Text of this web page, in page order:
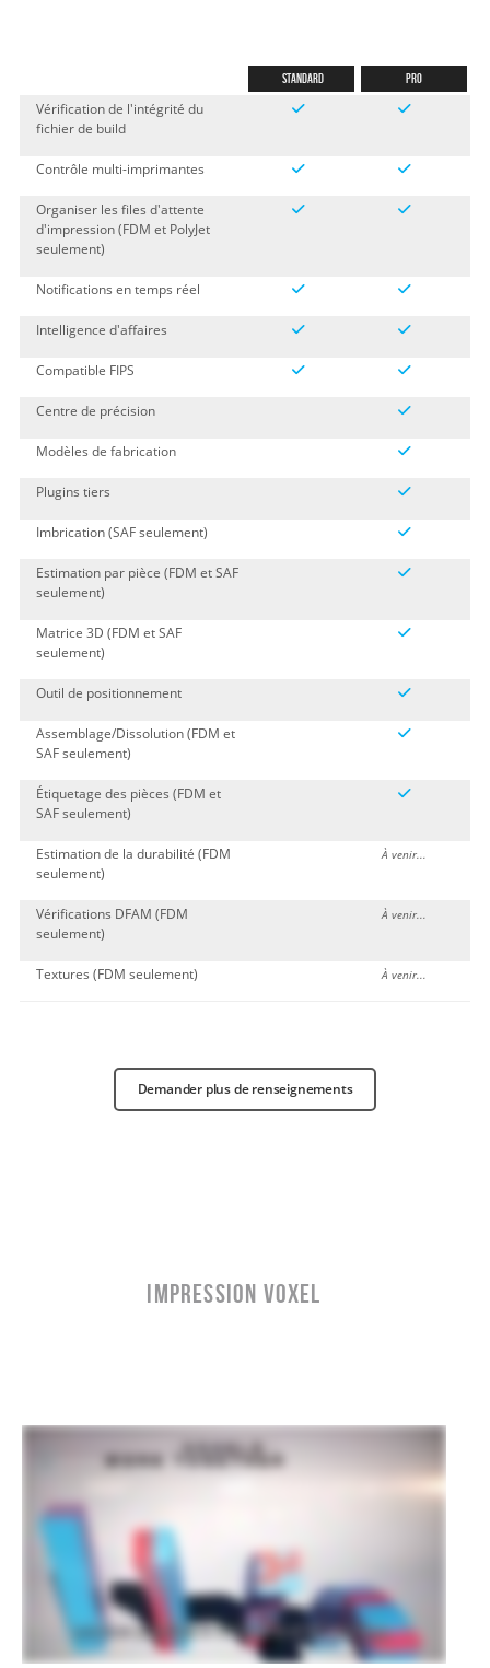
Standard Pro
Vérification de l'intégrité du
fichier de build
Contrôle multi-imprimantes
Organiser les files d'attente
d'impression (FDM et PolyJet
seulement)
Notifications en temps réel
Intelligence d'affaires
Compatible FIPS
Centre de précision
Modèles de fabrication
Plugins tiers
Imbrication (SAF seulement)
Estimation par pièce (FDM et SAF
seulement)
Matrice 3D (FDM et SAF
seulement)
Outil de positionnement
Assemblage/Dissolution (FDM et
SAF seulement)
Étiquetage des pièces (FDM et
SAF seulement)
Estimation de la durabilité (FDM
seulement)
À venir...
Vérifications DFAM (FDM
seulement)
À venir...
Textures (FDM seulement) À venir...
Demander plus de renseignements
IMPRESSION VOXEL